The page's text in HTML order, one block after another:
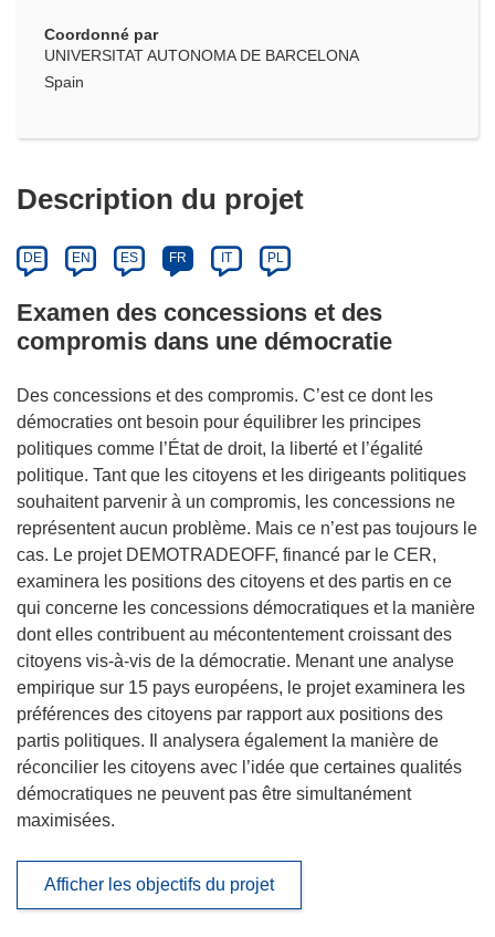
Coordonné par
UNIVERSITAT AUTONOMA DE BARCELONA
Spain
Description du projet
DE EN ES FR IT PL
Examen des concessions et des
compromis dans une démocratie
Des concessions et des compromis. C’est ce dont les
démocraties ont besoin pour équilibrer les principes
politiques comme l’État de droit, la liberté et l’égalité
politique. Tant que les citoyens et les dirigeants politiques
souhaitent parvenir à un compromis, les concessions ne
représentent aucun problème. Mais ce n’est pas toujours le
cas. Le projet DEMOTRADEOFF, financé par le CER,
examinera les positions des citoyens et des partis en ce
qui concerne les concessions démocratiques et la manière
dont elles contribuent au mécontentement croissant des
citoyens vis-à-vis de la démocratie. Menant une analyse
empirique sur 15 pays européens, le projet examinera les
préférences des citoyens par rapport aux positions des
partis politiques. Il analysera également la manière de
réconcilier les citoyens avec l’idée que certaines qualités
démocratiques ne peuvent pas être simultanément
maximisées.
Afficher les objectifs du projet